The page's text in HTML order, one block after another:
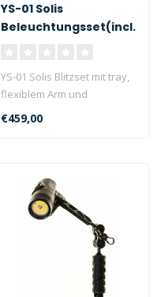
YS-01 Solis
Beleuchtungsset(incl.:
YS-01 Solis Blitzset mit tray,
flexiblem Arm und
Glasfaserkabel. Sea & Sea
hat d..
€459,00